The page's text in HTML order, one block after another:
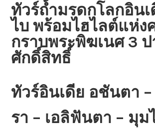
ทัวร์ถ้ำมรดกโลกอิน
ไบ พร้อมไฮไลต์แห่ง
กราบพระพิฆเนศ 3 ป
ศักดิ์สิทธิ์
ทัวร์อินเดีย อชันตา –
รา – เอลิฟันตา – มุม